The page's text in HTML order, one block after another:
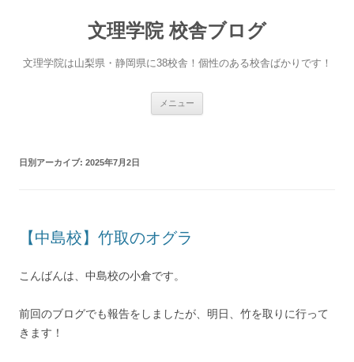
文理学院 校舎ブログ
文理学院は山梨県・静岡県に38校舎！個性のある校舎ばかりです！
メニュー
日別アーカイブ: 2025年7月2日
【中島校】竹取のオグラ
こんばんは、中島校の小倉です。
前回のブログでも報告をしましたが、明日、竹を取りに行って
きます！